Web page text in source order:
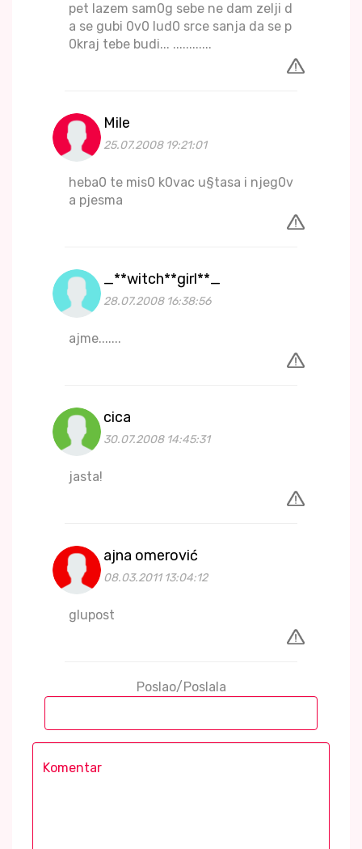
pet lazem sam0g sebe ne dam zelji d
a se gubi 0v0 lud0 srce sanja da se p
0kraj tebe budi... ............
Mile
25.07.2008 19:21:01
heba0 te mis0 k0vac u§tasa i njeg0v
a pjesma
_**witch**girl**_
28.07.2008 16:38:56
ajme.......
cica
30.07.2008 14:45:31
jasta!
ajna omerović
08.03.2011 13:04:12
glupost
Poslao/Poslala